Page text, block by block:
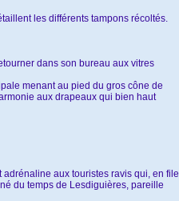
les différents tampons récoltés.
dans son bureau aux vitres
menant au pied du gros cône de
aux drapeaux qui bien haut
aux touristes ravis qui, en file
du temps de Lesdiguières, pareille